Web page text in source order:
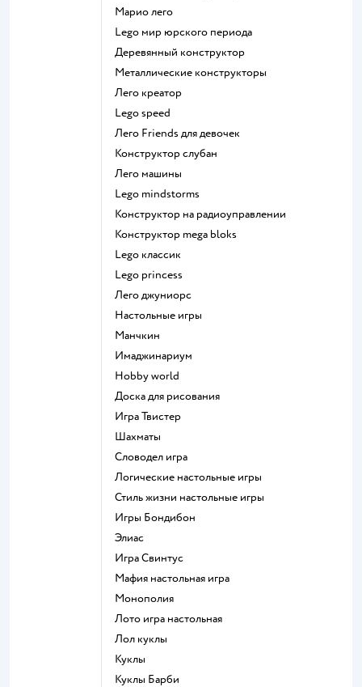
Марио лего
Lego мир юрского периода
Деревянный конструктор
Металлические конструкторы
Лего креатор
Lego speed
Лего Friends для девочек
Конструктор слубан
Лего машины
Lego mindstorms
Конструктор на радиоуправлении
Конструктор mega bloks
Lego классик
Lego princess
Лего джуниорс
Настольные игры
Манчкин
Имаджинариум
Hobby world
Доска для рисования
Игра Твистер
Шахматы
Словодел игра
Логические настольные игры
Стиль жизни настольные игры
Игры Бондибон
Элиас
Игра Свинтус
Мафия настольная игра
Монополия
Лото игра настольная
Лол куклы
Куклы
Куклы Барби